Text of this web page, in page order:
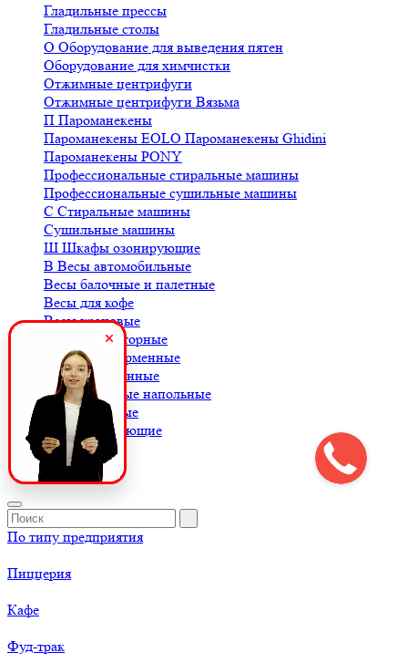
Гладильные прессы
Гладильные столы
О Оборудование для выведения пятен
Оборудование для химчистки
Отжимные центрифуги
Отжимные центрифуги Вязьма
П Пароманекены
Пароманекены EOLO Пароманекены Ghidini
Пароманекены PONY
Профессиональные стиральные машины
Профессиональные сушильные машины
С Стиральные машины
Сушильные машины
Ш Шкафы озонирующие
В Весы автомобильные
Весы балочные и палетные
Весы для кофе
Весы крановые
Весы лабораторные
Весы платформенные
Весы порционные
Весы товарные напольные
Весы торговые
Комплектующие
По типу предприятия
Пиццерия
Кафе
Фуд-трак